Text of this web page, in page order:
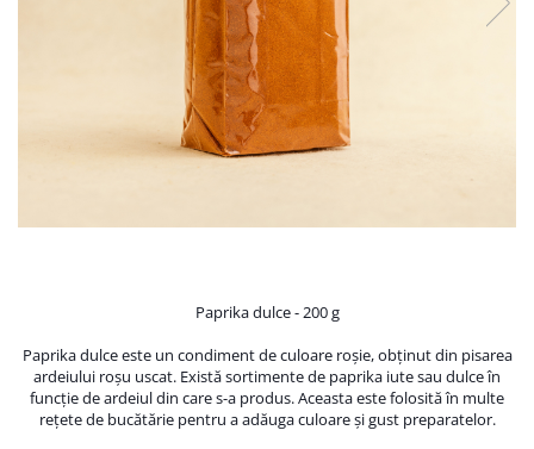
CIOCOLATĂ ȘI CACAO
TOATE PRODUSELE
Paprika dulce - 200 g
Paprika dulce este un condiment de culoare roșie, obținut din pisarea
ardeiului roșu uscat. Existăsortimente de paprika iutesau dulce în
funcție de ardeiul din care s-a produs. Aceasta este folosităîn multe
rețete de bucătărie pentru a adăuga culoare și gust preparatelor.